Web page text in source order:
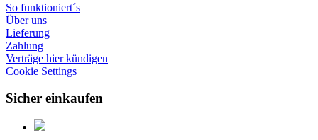
So funktioniert´s
Über uns
Lieferung
Zahlung
Verträge hier kündigen
Cookie Settings
Sicher einkaufen